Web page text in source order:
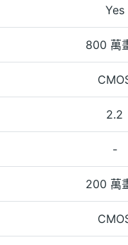
Yes
800 萬
2.2
-
200 萬